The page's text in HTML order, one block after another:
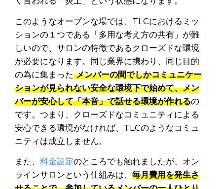
このようなオープンな場では、TLCにおけるミッ
ションの１つである「多用な考え方の共有」が難
しいので、サロンの特徴であるクローズドな環境
が必要になります。同じ業界に携わり、同じ目的
の為に集まったメンバーの間でしかコミュニケー
ションが見られない安全な環境下で始めて、メン
バーが安心して「本音」で話せる環境が作れるの
です。つまり、クローズドなコミュニティによる
安心できる環境がなければ、TLCのようなコミュ
ニティは成立しません。
また、 料金設定のところでも触れましたが、オン
ラインサロンという仕組みは、 毎月費用を発生さ